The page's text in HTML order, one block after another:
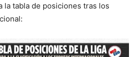
la tabla de posiciones tras los